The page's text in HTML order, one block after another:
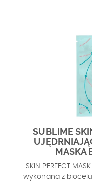
SUBLIME
MASKA
SKIN PERFECT
wykonana z